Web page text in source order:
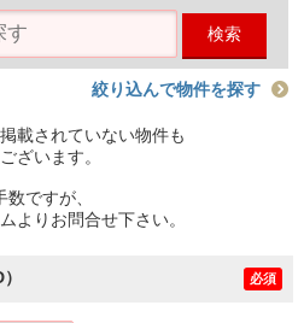
検索
絞り込んで物件を探す
載されていない物件も
ざいます。
数ですが、
よりお問合せ下さい。
必須